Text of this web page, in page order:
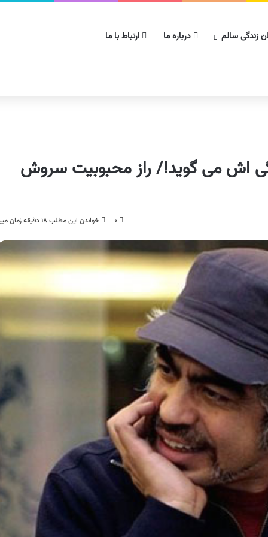
زندگی سالم درباره ما ارتباط با ما
می گوید!/ راز محبوبیت سروش
۰ خواندن این مطلب ۱۸ دقیقه زمان میبرد